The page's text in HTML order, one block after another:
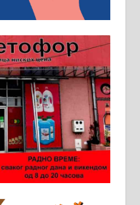
радова
25-28-058
возач са Б
85-511
за рад на
промет” у
За више
лично на
Максима
дана од
045